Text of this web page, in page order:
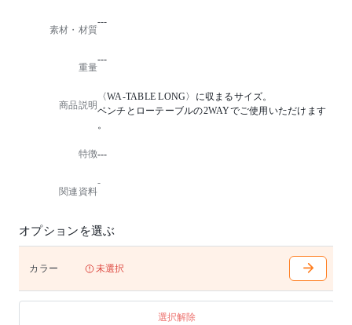
素材・材質
---
重量
---
商品説明
〈WA-TABLE LONG〉に収まるサイズ。
ベンチとローテーブルの2WAYでご使用いただけます
。
特徴---
関連資料
-
オプションを選ぶ
カラー 未選択
選択解除